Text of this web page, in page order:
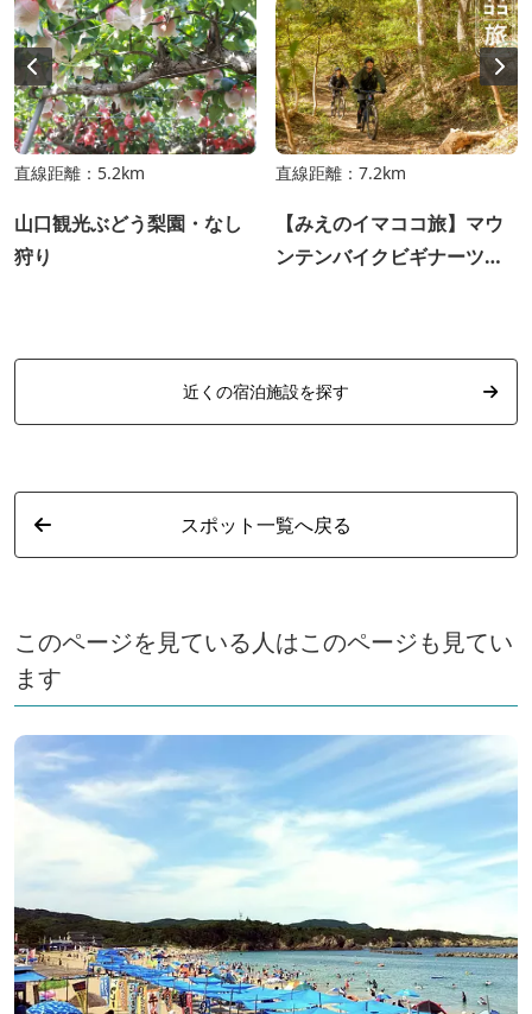
直線距離：5.2km
山口観光ぶどう梨園・なし
狩り
直線距離：7.2km
【みえのイマココ旅】マウ
ンテンバイクビギナーツア
近くの宿泊施設を探す
スポット一覧へ戻る
このページを見ている人はこのページも見てい
ます